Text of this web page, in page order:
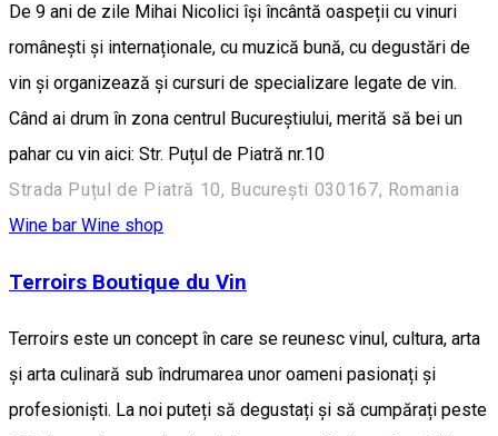
De 9 ani de zile Mihai Nicolici își încântă oaspeții cu vinuri
românești și internaționale, cu muzică bună, cu degustări de
vin și organizează și cursuri de specializare legate de vin.
Când ai drum în zona centrul Bucureștiului, merită să bei un
pahar cu vin aici: Str. Puțul de Piatră nr.10
Strada Puțul de Piatră 10, București 030167, Romania
Wine bar Wine shop
Terroirs Boutique du Vin
Terroirs este un concept în care se reunesc vinul, cultura, arta
și arta culinară sub îndrumarea unor oameni pasionați și
profesioniști. La noi puteți să degustați și să cumpărați peste